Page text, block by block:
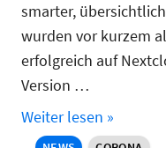
smarter,
wurden vor kurzem
erfolgreich auf
Version …
Weiter lesen »